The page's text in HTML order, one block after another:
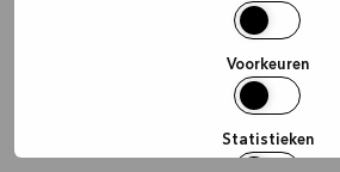
Voorkeuren
Statistieken